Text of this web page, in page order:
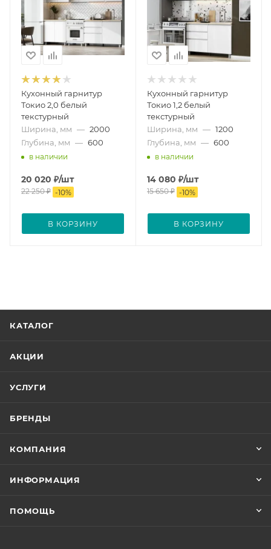
Кухонный гарнитур
Токио 2,0 белый
текстурный
Ширина, мм — 2000
Глубина, мм — 600
в наличии
20 020 ₽/шт
22 250₽ -10%
В КОРЗИНУ
Кухонный гарнитур
Токио 1,2 белый
текстурный
Ширина, мм — 1200
Глубина, мм — 600
в наличии
14 080 ₽/шт
15 650₽ -10%
В КОРЗИНУ
КАТАЛОГ
АКЦИИ
УСЛУГИ
БРЕНДЫ
КОМПАНИЯ
ИНФОРМАЦИЯ
ПОМОЩЬ